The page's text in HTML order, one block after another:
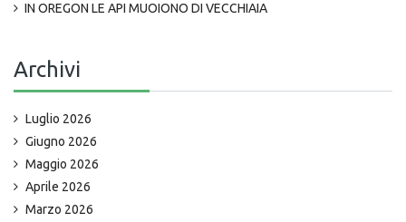
IN OREGON LE API MUOIONO DI VECCHIAIA
Archivi
Luglio 2026
Giugno 2026
Maggio 2026
Aprile 2026
Marzo 2026